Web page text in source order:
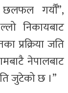
गर्यौँ”,
निकायबाट
प्रक्रिया जति
नेपालबाट
जुटेको छ ।”